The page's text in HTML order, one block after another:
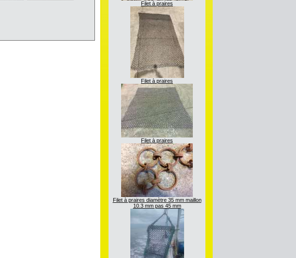
Filet à praires
Filet à praires
Filet à praires
Filet à praires diamètre 35 mm maillon
10.3 mm pas 45 mm